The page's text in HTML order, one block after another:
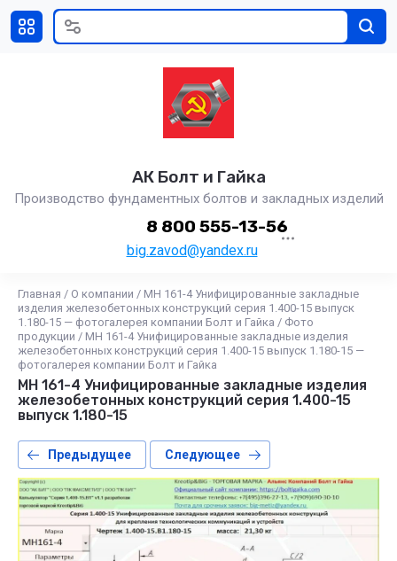
АК Болт и Гайка
Производство фундаментных болтов и закладных изделий
big.zavod@yandex.ru
8 800 555-13-56
Главная / О компании / МН 161-4 Унифицированные закладные
изделия железобетонных конструкций серия 1.400-15 выпуск
1.180-15 — фотогалерея компании Болт и Гайка / Фото
продукции / МН 161-4 Унифицированные закладные изделия
железобетонных конструкций серия 1.400-15 выпуск 1.180-15 —
фотогалерея компании Болт и Гайка
МН 161-4 Унифицированные закладные изделия
железобетонных конструкций серия 1.400-15
выпуск 1.180-15
Предыдущее Следующее